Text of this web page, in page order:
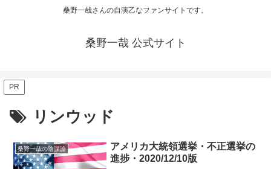
桑野一哉さんの自演乙なファンサイトです。
桑野一哉 公式サイト
PR
リンウッド
桑野一哉の陰謀論
アメリカ大統領選挙・不正選挙の
進捗・2020/12/10版